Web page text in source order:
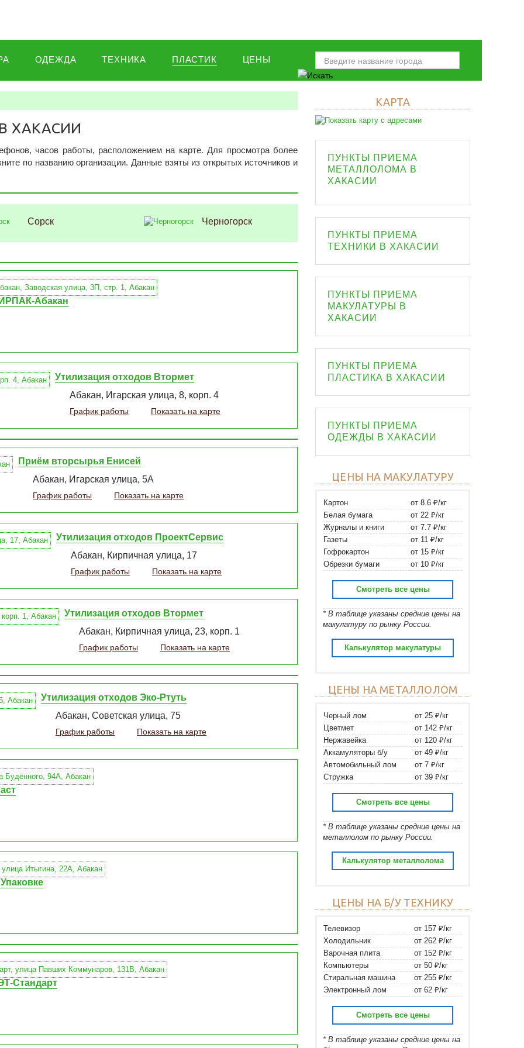
ОДЕЖДА ТЕХНИКА ПЛАСТИК ЦЕНЫ
ХАКАСИИ
часов работы, расположением на карте. Для просмотра более
по названию организации. Данные взяты из открытых источников и
Сорск Черногорск
Абакан
Утилизация отходов Втормет
Абакан, Игарская улица, 8, корп. 4
График работы Показать на карте
Приём вторсырья Енисей
Абакан, Игарская улица, 5А
График работы Показать на карте
Утилизация отходов ПроектСервис
Абакан, Кирпичная улица, 17
График работы Показать на карте
Утилизация отходов Втормет
Абакан, Кирпичная улица, 23, корп. 1
График работы Показать на карте
Утилизация отходов Эко-Ртуть
Абакан, Советская улица, 75
График работы Показать на карте
Стандарт
КАРТА
ПУНКТЫ ПРИЕМА
МЕТАЛЛОЛОМА В
ХАКАСИИ
ПУНКТЫ ПРИЕМА
ТЕХНИКИ В ХАКАСИИ
ПУНКТЫ ПРИЕМА
МАКУЛАТУРЫ В
ХАКАСИИ
ПУНКТЫ ПРИЕМА
ПЛАСТИКА В ХАКАСИИ
ПУНКТЫ ПРИЕМА
ОДЕЖДЫ В ХАКАСИИ
ЦЕНЫ НА МАКУЛАТУРУ
Картон
от 8.6 ₽/кг
Белая бумага
от 22 ₽/кг
Журналы и книги
от 7.7 ₽/кг
Газеты
от 11 ₽/кг
Гофрокартон
от 15 ₽/кг
Обрезки бумаги
от 10 ₽/кг
Смотреть все цены
* В таблице указаны средние цены на
макулатуру по рынку России.
Калькулятор макулатуры
ЦЕНЫ НА МЕТАЛЛОЛОМ
Черный лом
от 25 ₽/кг
Цветмет
от 142 ₽/кг
Нержавейка
от 120 ₽/кг
Аккамуляторы б/у
от 49 ₽/кг
Автомобильный лом
от 7 ₽/кг
Стружка
от 39 ₽/кг
Смотреть все цены
* В таблице указаны средние цены на
металлолом по рынку России.
Калькулятор металлолома
ЦЕНЫ НА Б/У ТЕХНИКУ
Телевизор
от 157 ₽/кг
Холодильник
от 262 ₽/кг
Варочная плита
от 152 ₽/кг
Компьютеры
от 50 ₽/кг
Стиральная машина
от 255 ₽/кг
Электронный лом
от 62 ₽/кг
Смотреть все цены
* В таблице указаны средние цены на